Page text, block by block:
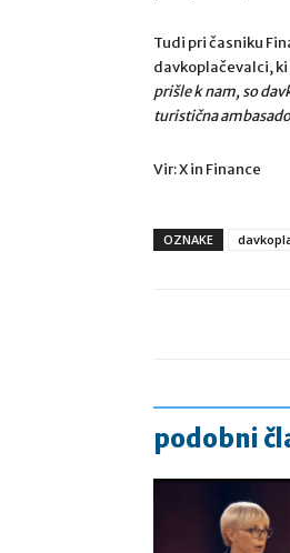
Tudi pri časniku
davkoplačevalci,
prišle k nam, so
turistična
Vir: X in Finance
OZNAKE
podobni